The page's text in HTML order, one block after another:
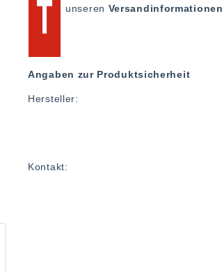
unseren Versandinformationen
Angaben zur Produktsicherheit
Hersteller:
Kontakt: